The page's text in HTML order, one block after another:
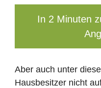
In 2 Minuten
Aber auch unter
Hausbesitzer nicht